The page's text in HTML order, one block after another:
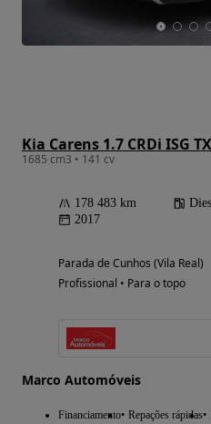
Kia Carens 1.7 CRDi ISG TX
1685 cm3 • 141 cv
178 483 km
2017
Parada de Cunhos (Vila Real)
Profissional • Para o topo
Marco Automóveis
Financiamento Repações rápidas